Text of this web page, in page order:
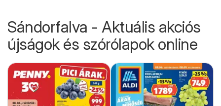
Sándorfalva - Aktuális akciós
újságok és szórólapok online